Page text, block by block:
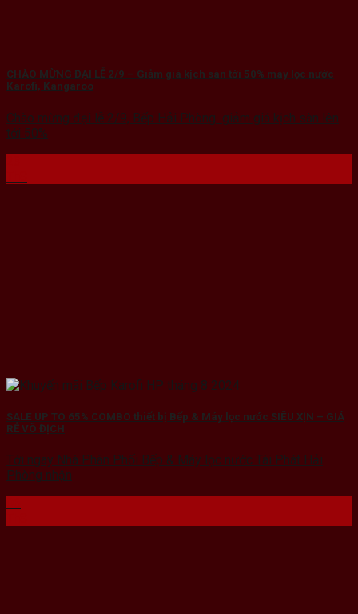
CHÀO MỪNG ĐẠI LỄ 2/9 – Giảm giá kịch sàn tới 50% máy lọc nước
Karofi, Kangaroo
Chào mừng đại lễ 2/9, Bếp Hải Phòng giảm giá kịch sàn lên
tới 50%
SALE UP TO 65% COMBO thiết bị Bếp & Máy lọc nước SIÊU XỊN – GIÁ
RẺ VÔ ĐỊCH
Tới ngay Nhà Phân Phối Bếp & Máy lọc nước Tài Phát Hải
Phòng nhận